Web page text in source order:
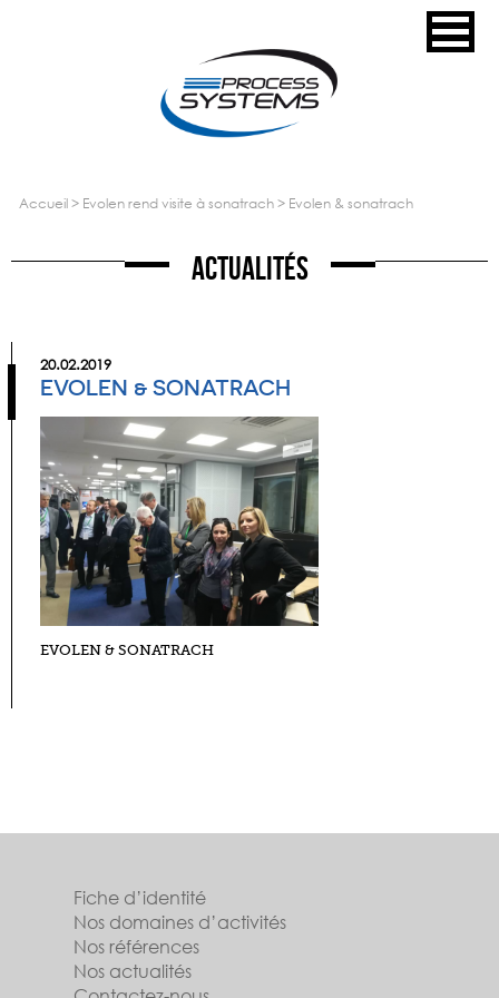
accueil> evolen rend visite à sonatrach> evolen & sonatrach
Actualités
20.02.2019
EVOLEN & SONATRACH
EVOLEN & SONATRACH
Fiche d’identité
Nos domaines d’activités
Nos références
Nos actualités